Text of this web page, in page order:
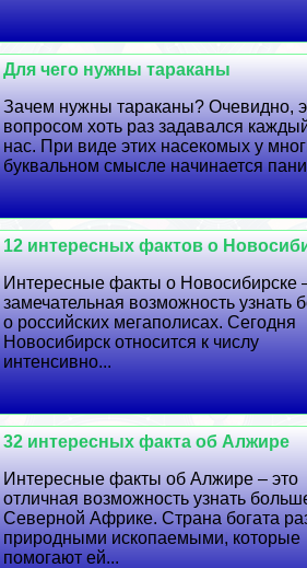
Для чего нужны таpaканы
Зачем нужны таpaканы? Очевидно,
вопросом хоть раз задавался
нас. При виде этих насекомых у
буквальном смысле начинается
12 интересных фактов о
Интересные факты о Новосибирске
замечательная возможность узнать
о российских мегаполисах. Сегодня
Новосибирск относится к числу
интенсивно...
32 интересных факта об Алжире
Интересные факты об Алжире – это
отличная возможность узнать
Северной Африке. Страна богата
природными ископаемыми, которые
помогают ей...